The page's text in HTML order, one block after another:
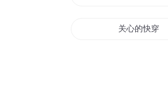
关心的快穿生